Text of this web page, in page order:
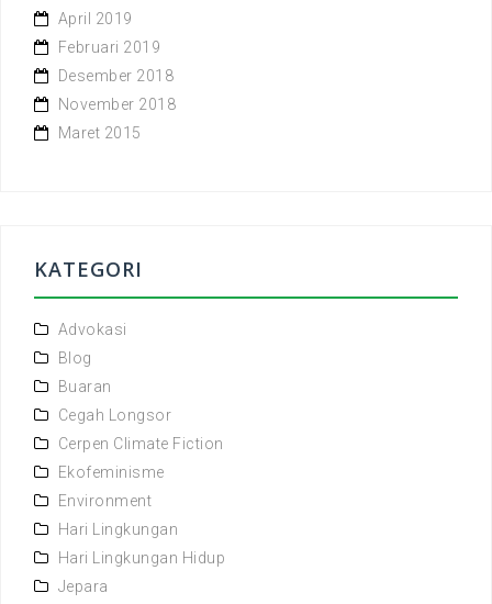
April 2019
Februari 2019
Desember 2018
November 2018
Maret 2015
KATEGORI
Advokasi
Blog
Buaran
Cegah Longsor
Cerpen Climate Fiction
Ekofeminisme
Environment
Hari Lingkungan
Hari Lingkungan Hidup
Jepara